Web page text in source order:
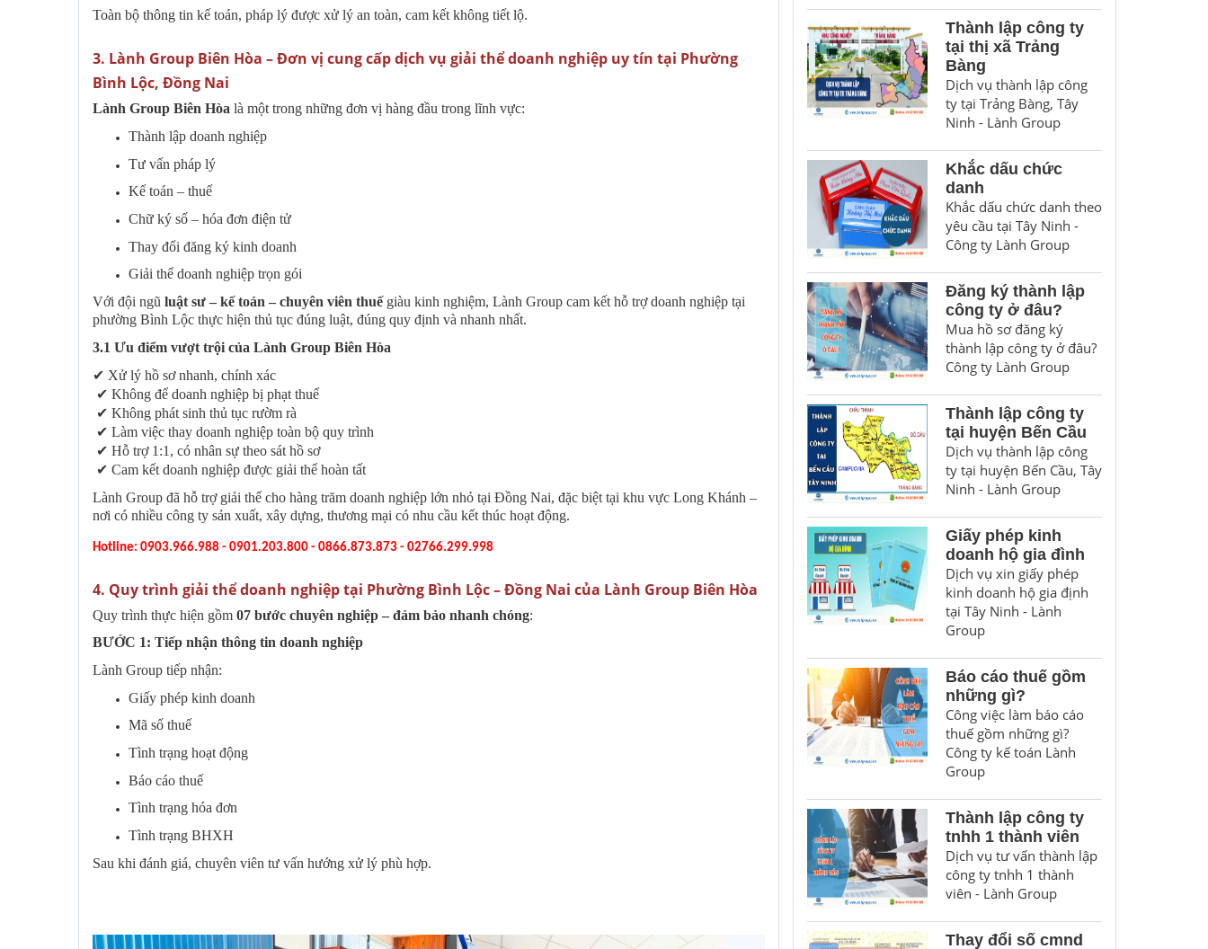
Toàn bộ thông tin kế toán, pháp lý được xử lý an toàn, cam kết không tiết lộ.
3. Lành Group Biên Hòa – Đơn vị cung cấp dịch vụ giải thể doanh nghiệp uy tín tại Phường
Bình Lộc, Đồng Nai
Lành Group Biên Hòa là một trong những đơn vị hàng đầu trong lĩnh vực:
Thành lập doanh nghiệp
Tư vấn pháp lý
Kế toán – thuế
Chữ ký số – hóa đơn điện tử
Thay đổi đăng ký kinh doanh
Giải thể doanh nghiệp trọn gói
Với đội ngũ luật sư – kế toán – chuyên viên thuếgiàu kinh nghiệm, Lành Group cam kết hỗ trợ doanh nghiệp tại
phường Bình Lộc thực hiện thủ tục đúng luật, đúng quy định và nhanh nhất.
3.1 Ưu điểm vượt trội của Lành Group Biên Hòa
✔ Xử lý hồ sơ nhanh, chính xác
✔ Không để doanh nghiệp bị phạt thuế
✔ Không phát sinh thủ tục rườm rà
✔ Làm việc thay doanh nghiệp toàn bộ quy trình
✔ Hỗ trợ 1:1, có nhân sự theo sát hồ sơ
✔ Cam kết doanh nghiệp được giải thể hoàn tất
Lành Group đã hỗ trợ giải thể cho hàng trăm doanh nghiệp lớn nhỏ tại Đồng Nai, đặc biệt tại khu vực Long Khánh –
nơi có nhiều công ty sản xuất, xây dựng, thương mại có nhu cầu kết thúc hoạt động.
Hotline: 0903.966.988 - 0901.203.800 - 0866.873.873 - 02766.299.998
4. Quy trình giải thể doanh nghiệp tại Phường Bình Lộc – Đồng Nai của Lành Group Biên Hòa
Quy trình thực hiện gồm 07 bước chuyên nghiệp – đảm bảo nhanh chóng:
BƯỚC 1: Tiếp nhận thông tin doanh nghiệp
Lành Group tiếp nhận:
Giấy phép kinh doanh
Mã số thuế
Tình trạng hoạt động
Báo cáo thuế
Tình trạng hóa đơn
Tình trạng BHXH
Sau khi đánh giá, chuyên viên tư vấn hướng xử lý phù hợp.
Thành lập công ty
tại thị xã Trảng
Bàng
Dịch vụ thành lập công
ty tại Trảng Bàng, Tây
Ninh - Lành Group
Khắc dấu chức
danh
Khắc dấu chức danh theo
yêu cầu tại Tây Ninh -
Công ty Lành Group
Đăng ký thành lập
công ty ở đâu?
Mua hồ sơ đăng ký
thành lập công ty ở đâu?
Công ty Lành Group
Thành lập công ty
tại huyện Bến Cầu
Dịch vụ thành lập công
ty tại huyện Bến Cầu, Tây
Ninh - Lành Group
Giấy phép kinh
doanh hộ gia đình
Dịch vụ xin giấy phép
kinh doanh hộ gia định
tại Tây Ninh - Lành
Group
Báo cáo thuế gồm
những gì?
Công việc làm báo cáo
thuế gồm những gì?
Công ty kế toán Lành
Group
Thành lập công ty
tnhh 1 thành viên
Dịch vụ tư vấn thành lập
công ty tnhh 1 thành
viên - Lành Group
Thay đổi số cmnd